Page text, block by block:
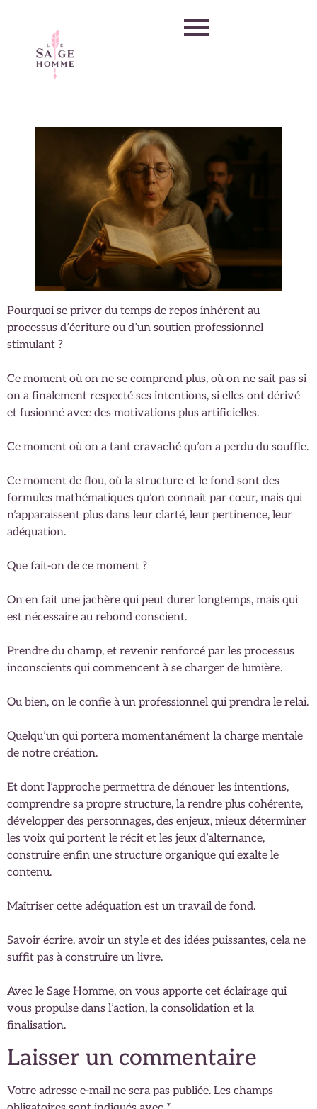
Pourquoi se priver du temps de repos inhérent au
processus d’écriture ou d’un soutien professionnel
stimulant ?
Ce moment où on ne se comprend plus, où on ne sait pas si
on a finalement respecté ses intentions, si elles ont dérivé
et fusionné avec des motivations plus artificielles.
Ce moment où on a tant cravaché qu’on a perdu du souffle.
Ce moment de flou, où la structure et le fond sont des
formules mathématiques qu’on connaît par cœur, mais qui
n’apparaissent plus dans leur clarté, leur pertinence, leur
adéquation.
Que fait-on de ce moment ?
On en fait une jachère qui peut durer longtemps, mais qui
est nécessaire au rebond conscient.
Prendre du champ, et revenir renforcé par les processus
inconscients qui commencent à se charger de lumière.
Ou bien, on le confie à un professionnel qui prendra le relai.
Quelqu’un qui portera momentanément la charge mentale
de notre création.
Et dont l’approche permettra de dénouer les intentions,
comprendre sa propre structure, la rendre plus cohérente,
développer des personnages, des enjeux, mieux déterminer
les voix qui portent le récit et les jeux d’alternance,
construire enfin une structure organique qui exalte le
contenu.
Maîtriser cette adéquation est un travail de fond.
Savoir écrire, avoir un style et des idées puissantes, cela ne
suffit pas à construire un livre.
Avec le Sage Homme, on vous apporte cet éclairage qui
vous propulse dans l’action, la consolidation et la
finalisation.
Laisser un commentaire
Votre adresse e-mail ne sera pas publiée. Les champs